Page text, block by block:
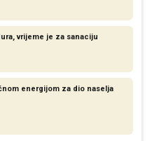
vrijeme je za sanaciju
energijom za dio naselja